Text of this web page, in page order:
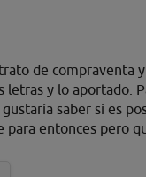
de compraventa
letras y lo aportado.
saber si es
para entonces pero